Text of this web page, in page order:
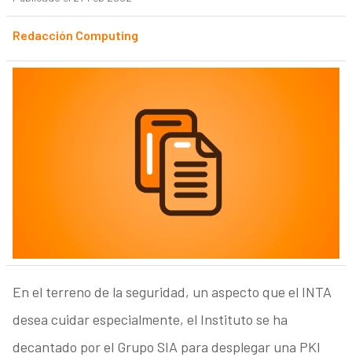
Redacción Computing
En el terreno de la seguridad, un aspecto que el INTA
desea cuidar especialmente, el Instituto se ha
decantado por el Grupo SIA para desplegar una PKI